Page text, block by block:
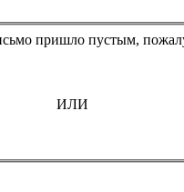
Если Вы оплатили
ИЛИ